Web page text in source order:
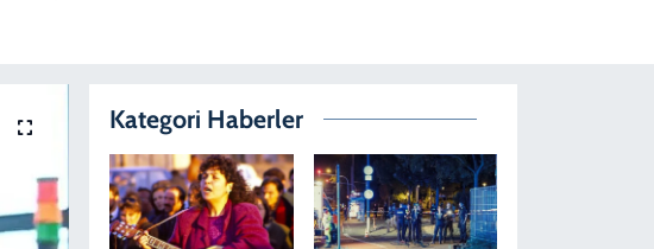
Kategori Haberler